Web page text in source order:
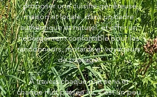
: proposer une cuisine généreuse,
maison et locale, dans un cadre
authentique et naturel, et offrir un
hébergement confortable pour les
randonneurs, motards et voyageurs
de passage.
À travers chaque plat servi et
chaque nuit passée ici, c’est un peu